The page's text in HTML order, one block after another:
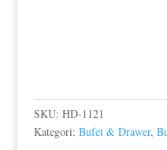
SKU: HD-1121
Kategori: Bufet & Drawer,